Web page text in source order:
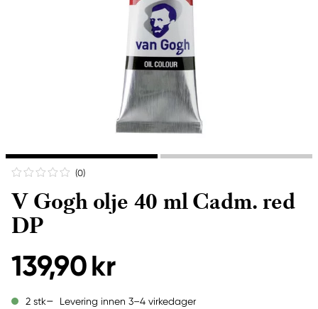
(0)
V Gogh olje 40 ml Cadm. red
DP
139,90 kr
2 stk Levering innen 3–4 virkedager